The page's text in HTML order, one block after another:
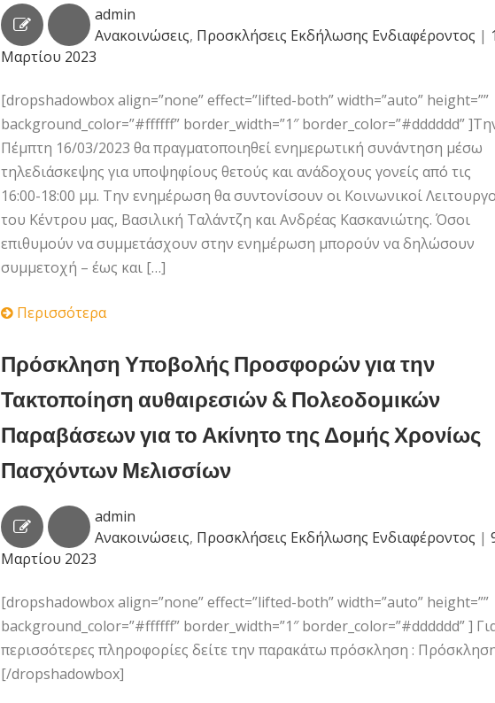
admin
Ανακοινώσεις, Προσκλήσεις Εκδήλωσης Ενδιαφέροντος |
Μαρτίου 2023
[dropshadowbox align=”none” effect=”lifted-both” width=”auto” height=””
background_color=”#ffffff” border_width=”1″ border_color=”#dddddd”
Πέμπτη 16/03/2023 θα πραγματοποιηθεί ενημερωτική συνάντηση μέσω
τηλεδιάσκεψης για υποψηφίους θετούς και ανάδοχους γονείς από τις
16:00-18:00 μμ. Την ενημέρωση θα συντονίσουν οι Κοινωνικοί
του Κέντρου μας, Βασιλική Ταλάντζη και Ανδρέας Κασκανιώτης. Όσοι
επιθυμούν να συμμετάσχουν στην ενημέρωση μπορούν να δηλώσουν
συμμετοχή – έως και […]
Περισσότερα
Πρόσκληση Υποβολής Προσφορών για την
Τακτοποίηση αυθαιρεσιών & Πολεοδομικών
Παραβάσεων για το Ακίνητο της Δομής Χρονίως
Πασχόντων Μελισσίων
admin
Ανακοινώσεις, Προσκλήσεις Εκδήλωσης Ενδιαφέροντος |
Μαρτίου 2023
[dropshadowbox align=”none” effect=”lifted-both” width=”auto” height=””
background_color=”#ffffff” border_width=”1″ border_color=”#dddddd” ]
περισσότερες πληροφορίες δείτε την παρακάτω πρόσκληση :
[/dropshadowbox]